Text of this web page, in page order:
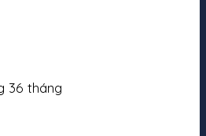
36 tháng